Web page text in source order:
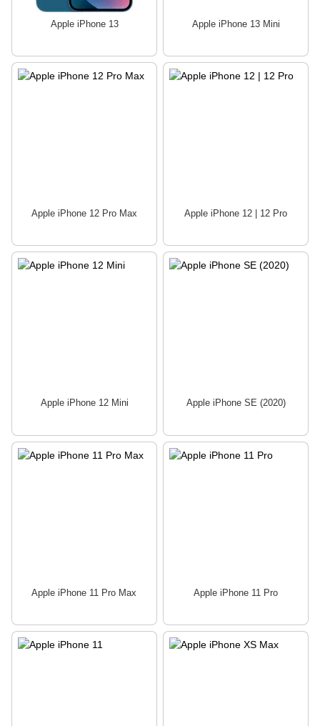
Apple iPhone 13 Apple iPhone 13 Mini
Apple iPhone 12 Pro Max Apple iPhone 12 | 12 Pro
Apple iPhone 12 Mini Apple iPhone SE (2020)
Apple iPhone 11 Pro Max Apple iPhone 11 Pro